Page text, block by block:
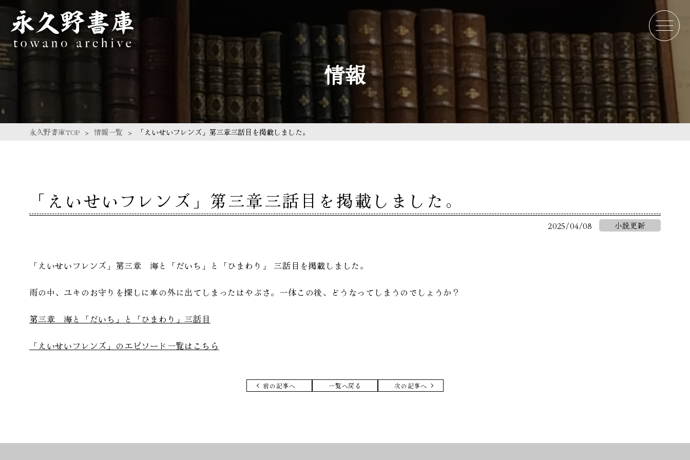
情報
永久野書庫TOP 情報一覧 「えいせいフレンズ」第三章三話目を掲載しました。
「えいせいフレンズ」第三章三話目を掲載しました。
2025/04/08 小説更新
「えいせいフレンズ」第三章 海と「だいち」と「ひまわり」 三話目を掲載しました。
雨の中、ユキのお守りを探しに車の外に出てしまったはやぶさ。一体この後、どうなってしまうのでしょうか？
第三章 海と「だいち」と「ひまわり」三話目
「えいせいフレンズ」のエピソード一覧はこちら
前の記事へ 一覧へ戻る 次の記事へ